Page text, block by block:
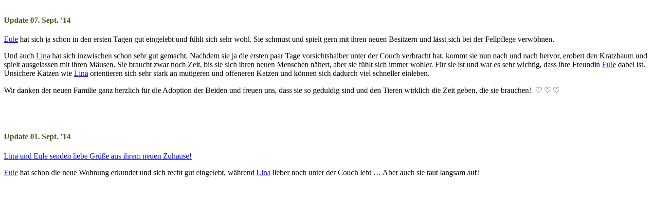
Update 07. Sept. ’14
Eule hat sich ja schon in den ersten Tagen gut eingelebt und fühlt sich sehr wohl. Sie schmust und spielt gern mit ihren neuen Besitzern und lässt sich bei der Fellpflege verwöhnen.
Und auch Lina hat sich inzwischen schon sehr gut gemacht. Nachdem sie ja die ersten paar Tage vorsichtshalber unter der Couch verbracht hat, kommt sie nun nach und nach hervor, erobert den Kratzbaum und
spielt ausgelassen mit ihren Mäusen. Sie braucht zwar noch Zeit, bis sie sich ihren neuen Menschen nähert, aber sie fühlt sich immer wohler. Für sie ist und war es sehr wichtig, dass ihre Freundin Eule dabei ist.
Unsichere Katzen wie Lina orientieren sich sehr stark an mutigeren und offeneren Katzen und können sich dadurch viel schneller einleben.
Wir danken der neuen Familie ganz herzlich für die Adoption der Beiden und freuen uns, dass sie so geduldig sind und den Tieren wirklich die Zeit geben, die sie brauchen! ♡ ♡ ♡
Update 01. Sept. ’14
Lina und Eule senden liebe Grüße aus ihrem neuen Zuhause!
Eule hat schon die neue Wohnung erkundet und sich recht gut eingelebt, während Lina lieber noch unter der Couch lebt … Aber auch sie taut langsam auf!